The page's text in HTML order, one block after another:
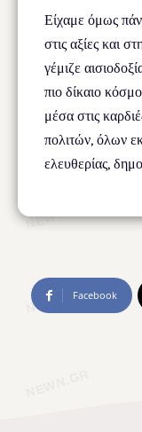
Είχαμε όμως
στις αξίες και
γέμιζε
πιο δίκαιο
μέσα στις
πολιτών, όλων
ελευθερίας,
Facebook